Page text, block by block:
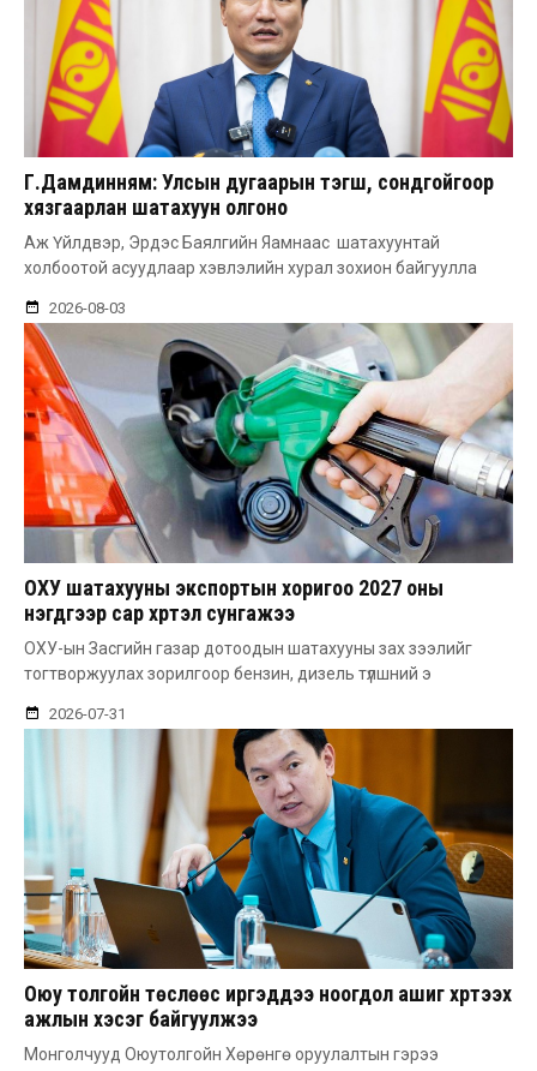
Г.Дамдинням: Улсын дугаарын тэгш, сондгойгоор
хязгаарлан шатахуун олгоно
Аж Үйлдвэр, Эрдэс Баялгийн Яамнаас шатахуунтай
холбоотой асуудлаар хэвлэлийн хурал зохион байгуулла
2026-08-03
ОХУ шатахууны экспортын хоригоо 2027 оны
нэгдүгээр сар хүртэл сунгажээ
ОХУ-ын Засгийн газар дотоодын шатахууны зах зээлийг
тогтворжуулах зорилгоор бензин, дизель түлшний э
2026-07-31
Оюу толгойн төслөөс иргэддээ ноогдол ашиг хүртээх
ажлын хэсэг байгуулжээ
Монголчууд Оюутолгойн Хөрөнгө оруулалтын гэрээ